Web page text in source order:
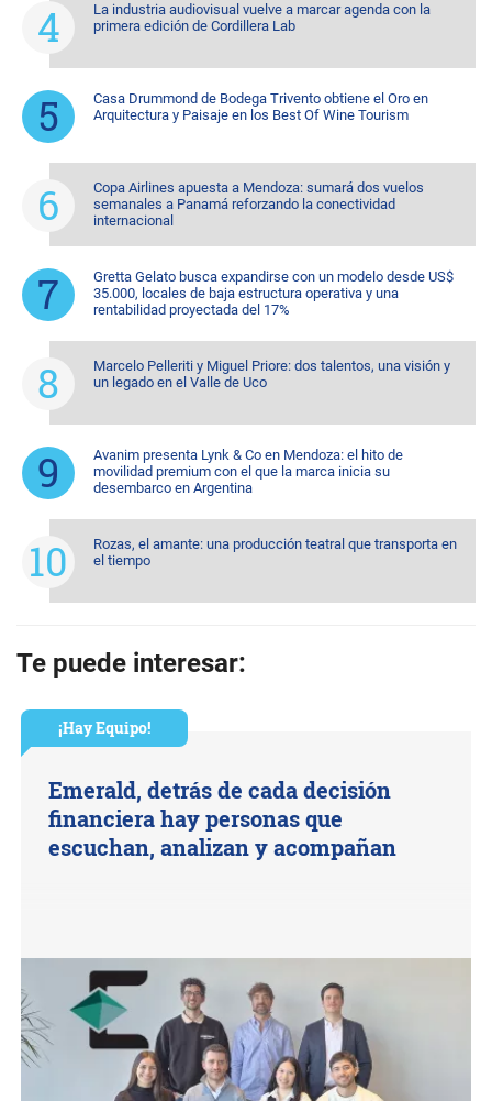
La industria audiovisual vuelve a marcar agenda con la
primera edición de Cordillera Lab
Casa Drummond de Bodega Trivento obtiene el Oro en
Arquitectura y Paisaje en los Best Of Wine Tourism
Copa Airlines apuesta a Mendoza: sumará dos vuelos
semanales a Panamá reforzando la conectividad
internacional
Gretta Gelato busca expandirse con un modelo desde US$
35.000, locales de baja estructura operativa y una
rentabilidad proyectada del 17%
Marcelo Pelleriti y Miguel Priore: dos talentos, una visión y
un legado en el Valle de Uco
Avanim presenta Lynk & Co en Mendoza: el hito de
movilidad premium con el que la marca inicia su
desembarco en Argentina
Rozas, el amante: una producción teatral que transporta en
el tiempo
Te puede interesar:
¡Hay Equipo!
Emerald, detrás de cada decisión
financiera hay personas que
escuchan, analizan y acompañan